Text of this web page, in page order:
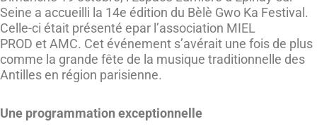
Seine a accueilli la 14e édition du Bèlè Gwo Ka Festival.
Celle-ci était présenté epar l’association MIEL
PROD et AMC. Cet événement s’avérait une fois de plus
comme la grande fête de la musique traditionnelle des
Antilles en région parisienne.
Une programmation exceptionnelle